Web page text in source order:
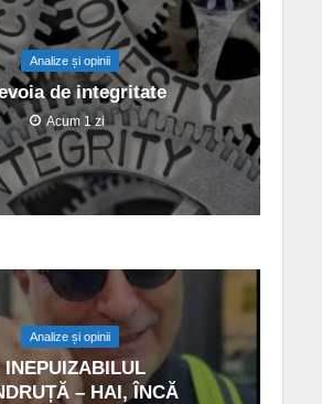
Analize și opinii
de integritate
Acum 1 zi
Analize și opinii
INEPUIZABILUL
– HAI, ÎNCĂ